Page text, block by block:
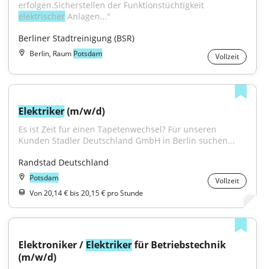
elektrischer Anlagen..."
Berliner Stadtreinigung (BSR)
Berlin, Raum Potsdam Vollzeit
Elektriker (m/w/d)
Es ist Zeit für einen Tapetenwechsel? Für unseren
Kunden Stadler Deutschland GmbH in Berlin suchen...
Randstad Deutschland
Potsdam
Vollzeit
Von 20,14 € bis 20,15 € pro Stunde
Elektroniker / Elektriker für Betriebstechnik
(m/w/d)